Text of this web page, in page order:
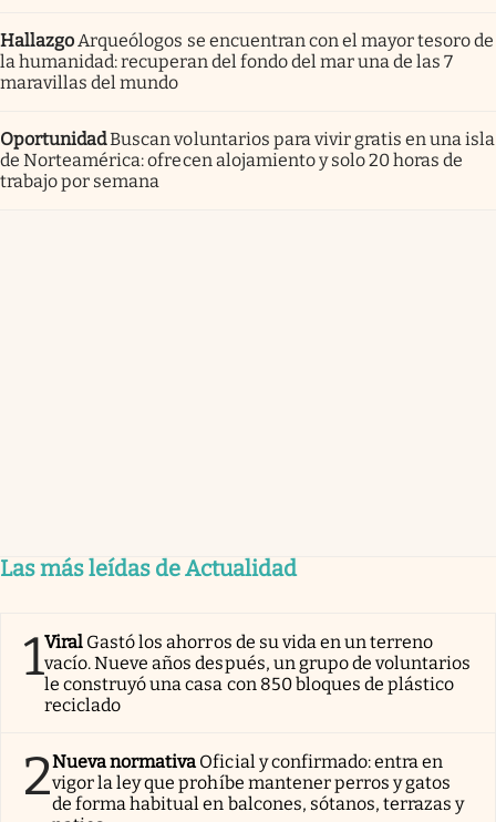
Hallazgo Arqueólogos se encuentran con el mayor tesoro de
la humanidad: recuperan del fondo del mar una de las 7
maravillas del mundo
OportunidadBuscan voluntarios para vivir gratis en una isla
de Norteamérica: ofrecen alojamiento y solo 20 horas de
trabajo por semana
Las más leídas de Actualidad
1Viral Gastó los ahorros de su vida en un terreno
vacío. Nueve años después, un grupo de voluntarios
le construyó una casa con 850 bloques de plástico
reciclado
2Nueva normativa Oficial y confirmado: entra en
vigor la ley que prohíbe mantener perros y gatos
de forma habitual en balcones, sótanos, terrazas y